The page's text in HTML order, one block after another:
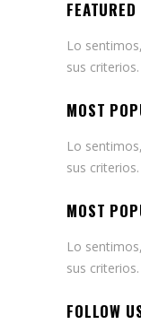
FEATURED
Lo
sus criterios.
MOST
Lo
sus criterios.
MOST
Lo
sus criterios.
FOLLOW